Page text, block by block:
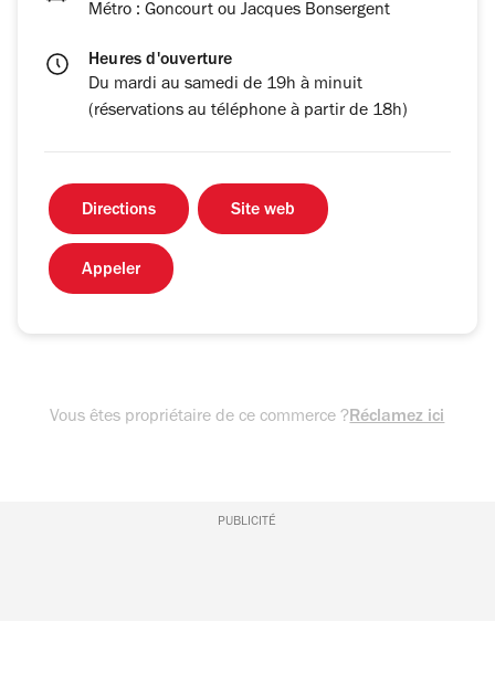
Métro : Goncourt ou Jacques Bonsergent
Heures d'ouverture
Du mardi au samedi de 19h à minuit
(réservations au téléphone à partir de 18h)
Directions Site web
Appeler
Vous êtes propriétaire de ce commerce ?Réclamez ici
PUBLICITÉ